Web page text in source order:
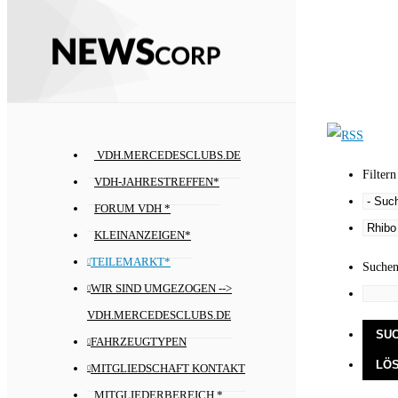
VDH.MERCEDESCLUBS.DE
VDH-JAHRESTREFFEN*
FORUM VDH *
KLEINANZEIGEN*
TEILEMARKT*
WIR SIND UMGEZOGEN -->
VDH.MERCEDESCLUBS.DE
FAHRZEUGTYPEN
MITGLIEDSCHAFT KONTAKT
MITGLIEDERBEREICH *
Filtern
Suchen